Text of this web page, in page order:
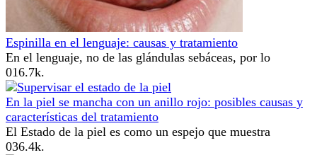
Espinilla en el lenguaje: causas y tratamiento
En el lenguaje, no de las glándulas sebáceas, por lo
016.7k.
En la piel se mancha con un anillo rojo: posibles causas y
características del tratamiento
El Estado de la piel es como un espejo que muestra
036.4k.